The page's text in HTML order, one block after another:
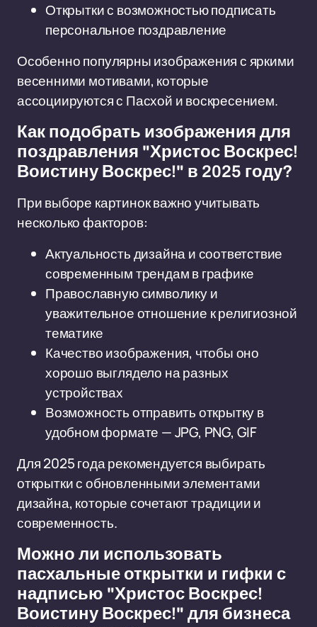
Открытки с возможностью подписать
персональное поздравление
Особенно популярны изображения с яркими
весенними мотивами, которые
ассоциируются с Пасхой и воскресением.
Как подобрать изображения для
поздравления "Христос Воскрес!
Воистину Воскрес!" в 2025 году?
При выборе картинок важно учитывать
несколько факторов:
Актуальность дизайна и соответствие
современным трендам в графике
Православную символику и
уважительное отношение к религиозной
тематике
Качество изображения, чтобы оно
хорошо выглядело на разных
устройствах
Возможность отправить открытку в
удобном формате — JPG, PNG, GIF
Для 2025 года рекомендуется выбирать
открытки с обновленными элементами
дизайна, которые сочетают традиции и
современность.
Можно ли использовать
пасхальные открытки и гифки с
надписью "Христос Воскрес!
Воистину Воскрес!" для бизнеса